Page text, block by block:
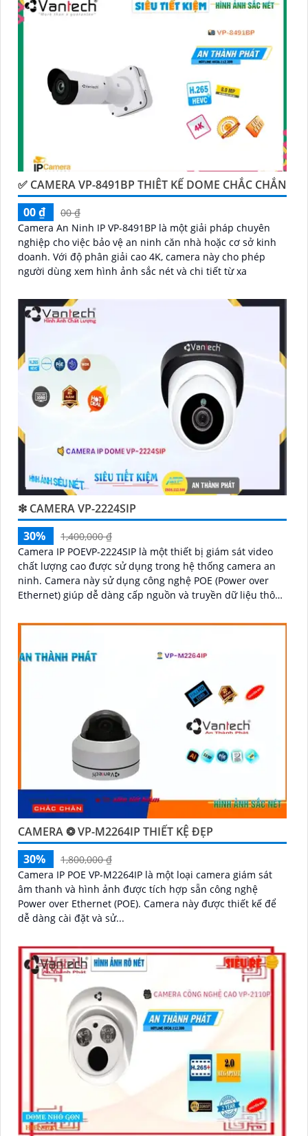
Nếu bạn đang tìm kiếm một giải pháp giám sát an
ninh tốt cho ngôi nhà hoặc doanh nghiệp của mình,
Camera Vantech Việt Nam là một lựa chọn hàng đầu
✅ CAMERA VP-8491BP THIÊT KẾ DOME CHẮC CHẮN
00 ₫
00 ₫
Camera An Ninh IP VP-8491BP là một giải pháp chuyên
nghiệp cho việc bảo vệ an ninh căn nhà hoặc cơ sở kinh
doanh. Với độ phân giải cao 4K, camera này cho phép
người dùng xem hình ảnh sắc nét và chi tiết từ xa
❇ CAMERA VP-2224SIP
30%
1,400,000 ₫
Camera IP POEVP-2224SIP là một thiết bị giám sát video
chất lượng cao được sử dụng trong hệ thống camera an
ninh. Camera này sử dụng công nghệ POE (Power over
Ethernet) giúp dễ dàng cấp nguồn và truyền dữ liệu thông
CAMERA ❂ VP-M2264IP THIẾT KỆ ĐẸP
30%
1,800,000 ₫
Camera IP POE VP-M2264IP là một loại camera giám sát
âm thanh và hình ảnh được tích hợp sẵn công nghệ
Power over Ethernet (POE). Camera này được thiết kế để
dễ dàng cài đặt và sử...